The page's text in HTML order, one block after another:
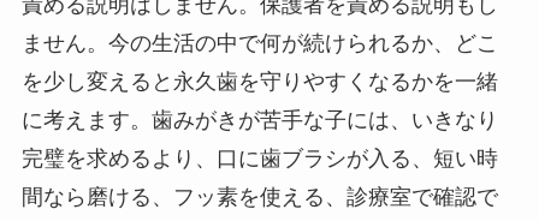
ません。今の生活の中で何が続けられるか、どこ
を少し変えると永久歯を守りやすくなるかを一緒
に考えます。歯みがきが苦手な子には、いきなり
完璧を求めるより、口に歯ブラシが入る、短い時
間なら磨ける、フッ素を使える、診療室で確認で